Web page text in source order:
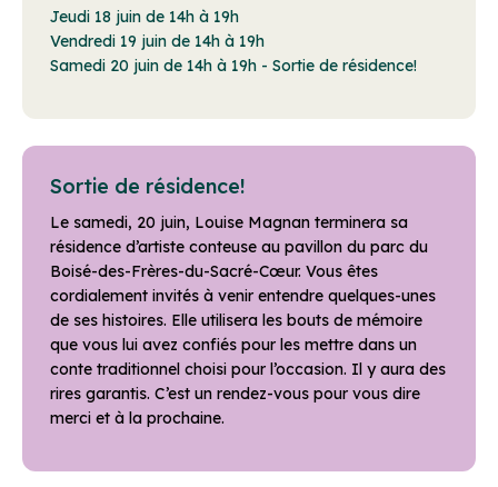
Jeudi 18 juin de 14h à 19h
Vendredi 19 juin de 14h à 19h
Samedi 20 juin de 14h à 19h - Sortie de résidence!
Sortie de résidence!
Le samedi, 20 juin, Louise Magnan terminera sa
résidence d’artiste conteuse au pavillon du parc du
Boisé-des-Frères-du-Sacré-Cœur. Vous êtes
cordialement invités à venir entendre quelques-unes
de ses histoires. Elle utilisera les bouts de mémoire
que vous lui avez confiés pour les mettre dans un
conte traditionnel choisi pour l’occasion. Il y aura des
rires garantis. C’est un rendez-vous pour vous dire
merci et à la prochaine.